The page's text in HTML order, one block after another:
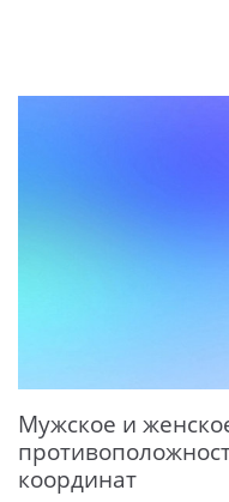
Мужское и
координат